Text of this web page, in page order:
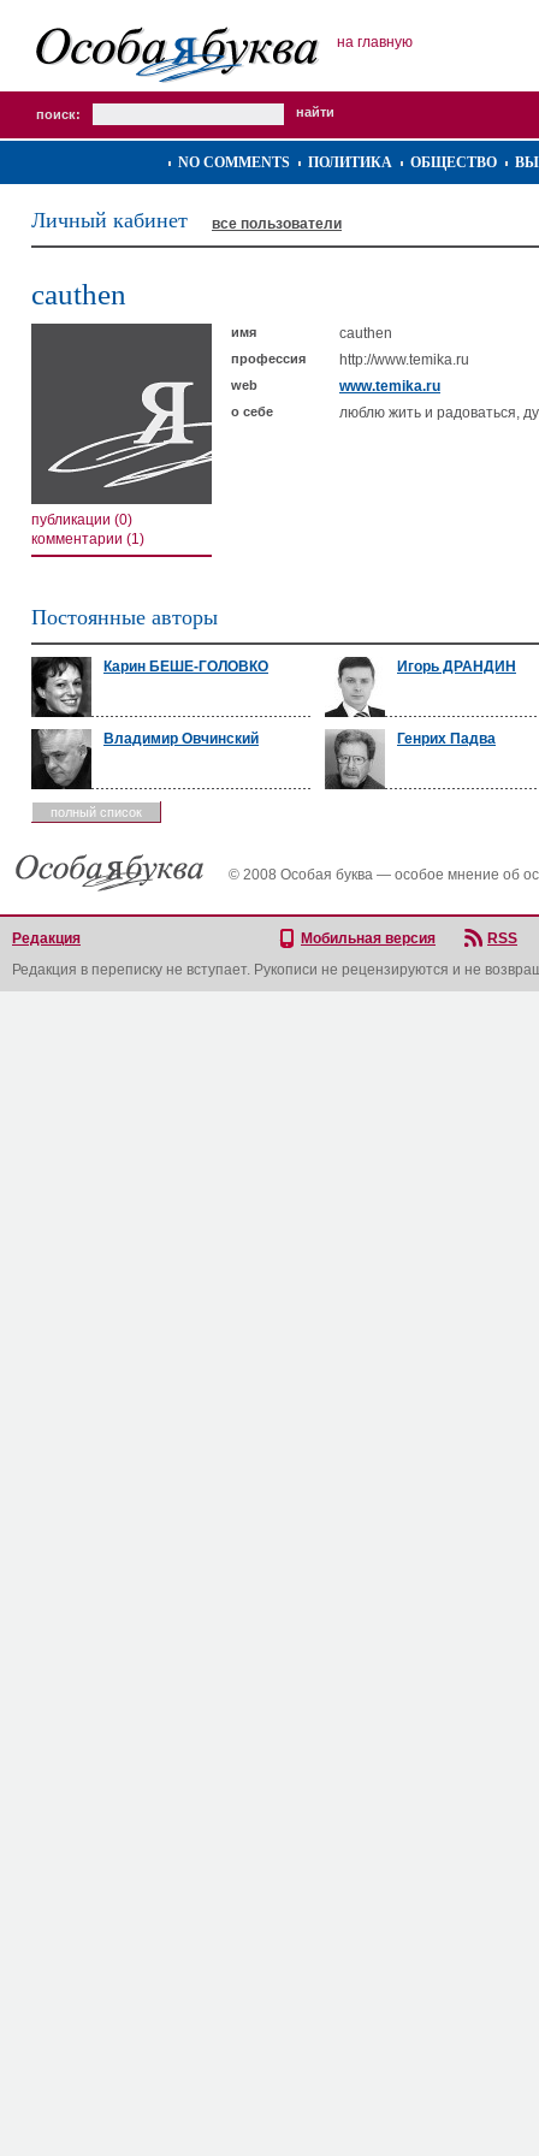
на главную
поиск:
NO COMMENTS ПОЛИТИКА ОБЩЕСТВО
Личный кабинет все пользователи
cauthen
публикации (0)
комментарии (1)
имя cauthen
профессия http://www.temika.ru
web www.temika.ru
о себе люблю жить и радоваться,
Постоянные авторы
Карин БЕШЕ-ГОЛОВКО Игорь ДРАНДИН
Владимир Овчинский Генрих Падва
полный список
© 2008 Особая буква — особое мнение об
Редакция Мобильная версия
RSS
Редакция в переписку не вступает. Рукописи не рецензируются и не